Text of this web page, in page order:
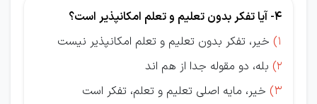
4- آیا ﺗﻔﻜﺮ ﺑﺪون ﺗﻌﻠﻴﻢ و ﺗﻌﻠﻢ اﻣﻜﺎنپذیر است؟
1) خیر، ﺗﻔﻜﺮ ﺑﺪون ﺗﻌﻠﻴﻢ و ﺗﻌﻠﻢ اﻣﻜﺎنپذیر ﻧﻴﺴﺖ
2) بله، دو مقوله جدا از هم اند
3) خیر، مایه اصلی ﺗﻌﻠﻴﻢ و ﺗﻌﻠﻢ، تفکر است